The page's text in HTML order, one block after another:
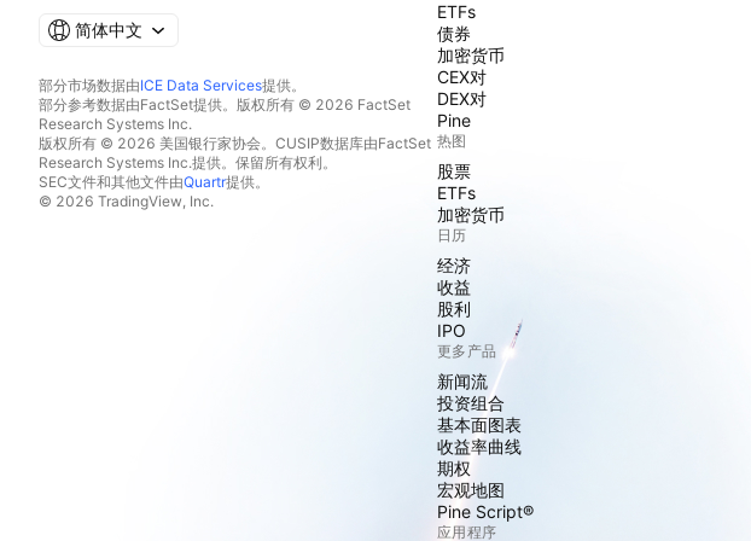
简体中文
部分市场数据由ICE Data Services提供。
部分参考数据由FactSet提供。版权所有 © 2026 FactSet
Research Systems Inc.
版权所有 © 2026 美国银行家协会。CUSIP数据库由FactSet
Research Systems Inc.提供。保留所有权利。
SEC文件和其他文件由Quartr提供。
© 2026 TradingView, Inc.
ETFs
债券
加密货币
CEX对
DEX对
Pine
热图
股票
ETFs
加密货币
日历
经济
收益
股利
IPO
更多产品
新闻流
投资组合
基本面图表
收益率曲线
期权
宏观地图
Pine Script®
应用程序